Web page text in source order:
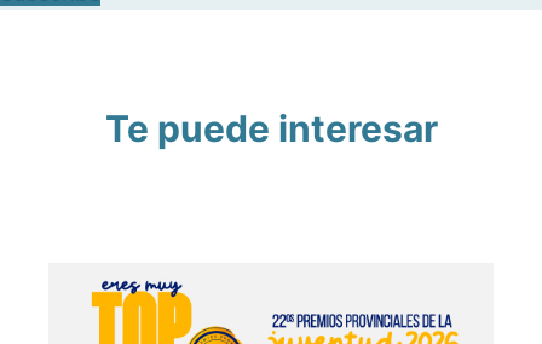
Te puede interesar